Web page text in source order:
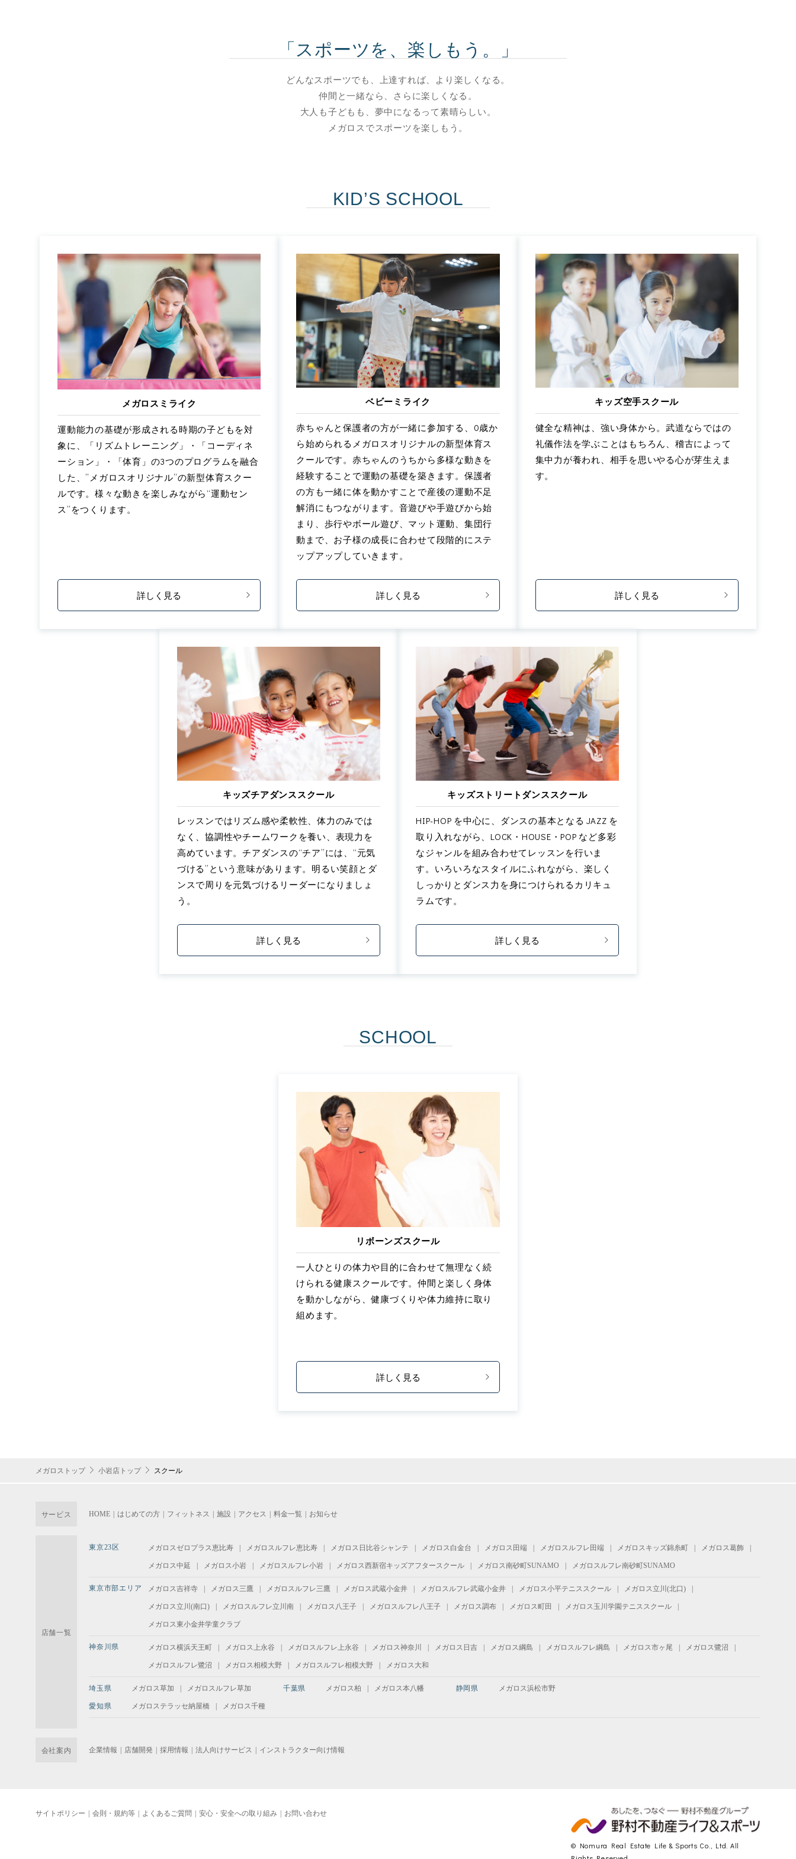
「スポーツを、楽しもう。」
どんなスポーツでも、上達すれば、より楽しくなる。
仲間と一緒なら、さらに楽しくなる。
大人も子どもも、夢中になるって素晴らしい。
メガロスでスポーツを楽しもう。
KID’S SCHOOL
メガロスミライク
運動能力の基礎が形成される時期の子どもを対
象に、「リズムトレーニング」・「コーディネ
ーション」・「体育」の3つのプログラムを融合
した、”メガロスオリジナル”の新型体育スクー
ルです。様々な動きを楽しみながら“運動セン
ス”をつくります。
詳しく見る
ベビーミライク
赤ちゃんと保護者の方が一緒に参加する、0歳か
ら始められるメガロスオリジナルの新型体育ス
クールです。赤ちゃんのうちから多様な動きを
経験することで運動の基礎を築きます。保護者
の方も一緒に体を動かすことで産後の運動不足
解消にもつながります。音遊びや手遊びから始
まり、歩行やボール遊び、マット運動、集団行
動まで、お子様の成長に合わせて段階的にステ
ップアップしていきます。
詳しく見る
キッズ空手スクール
健全な精神は、強い身体から。武道ならではの
礼儀作法を学ぶことはもちろん、稽古によって
集中力が養われ、相手を思いやる心が芽生えま
す。
詳しく見る
キッズチアダンススクール
レッスンではリズム感や柔軟性、体力のみでは
なく、協調性やチームワークを養い、表現力を
高めています。チアダンスの“チア”には、“元気
づける”という意味があります。明るい笑顔とダ
ンスで周りを元気づけるリーダーになりましょ
う。
詳しく見る
キッズストリートダンススクール
HIP-HOP を中心に、ダンスの基本となる JAZZ を
取り入れながら、LOCK・HOUSE・POP など多彩
なジャンルを組み合わせてレッスンを行いま
す。いろいろなスタイルにふれながら、楽しく
しっかりとダンス力を身につけられるカリキュ
ラムです。
詳しく見る
SCHOOL
リボーンズスクール
一人ひとりの体力や目的に合わせて無理なく続
けられる健康スクールです。仲間と楽しく身体
を動かしながら、健康づくりや体力維持に取り
組めます。
詳しく見る
メガロストップ 小岩店トップ スクール
サービス HOME はじめての方 フィットネス 施設 アクセス 料金一覧 お知らせ
店舗一覧
東京23区 メガロスゼロプラス恵比寿 メガロスルフレ恵比寿 メガロス日比谷シャンテ メガロス白金台 メガロス田端 メガロスルフレ田端 メガロスキッズ錦糸町 メガロス葛飾
メガロス中延 メガロス小岩 メガロスルフレ小岩 メガロス西新宿キッズアフタースクール メガロス南砂町SUNAMO メガロスルフレ南砂町SUNAMO
東京市部エリア メガロス吉祥寺 メガロス三鷹 メガロスルフレ三鷹 メガロス武蔵小金井 メガロスルフレ武蔵小金井 メガロス小平テニススクール メガロス立川(北口)
メガロス立川(南口) メガロスルフレ立川南 メガロス八王子 メガロスルフレ八王子 メガロス調布 メガロス町田 メガロス玉川学園テニススクール
メガロス東小金井学童クラブ
神奈川県 メガロス横浜天王町 メガロス上永谷 メガロスルフレ上永谷 メガロス神奈川 メガロス日吉 メガロス綱島 メガロスルフレ綱島 メガロス市ヶ尾 メガロス鷺沼
メガロスルフレ鷺沼 メガロス相模大野 メガロスルフレ相模大野 メガロス大和
埼玉県 メガロス草加 メガロスルフレ草加 千葉県 メガロス柏 メガロス本八幡 静岡県 メガロス浜松市野
愛知県 メガロステラッセ納屋橋 メガロス千種
会社案内 企業情報 店舗開発 採用情報 法人向けサービス インストラクター向け情報
サイトポリシー 会則・規約等 よくあるご質問 安心・安全への取り組み お問い合わせ
© Nomura Real Estate Life & Sports Co., Ltd. All